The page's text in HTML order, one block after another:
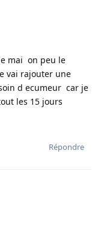
mai on peu le
vai rajouter une
d ecumeur car je
les 15 jours
Répondre